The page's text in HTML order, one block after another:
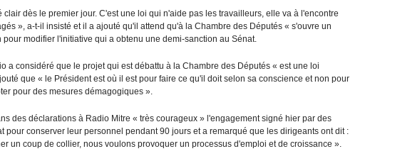
clair dès le premier jour. C'est une loi qui n'aide pas les travailleurs, elle va à l'encontre
», a-t-il insisté et il a ajouté qu'il attend qu'à la Chambre des Députés « s'ouvre un
pour modifier l'initiative qui a obtenu une demi-sanction au Sénat.
a considéré que le projet qui est débattu à la Chambre des Députés « est une loi
que « le Président est où il est pour faire ce qu'il doit selon sa conscience et non pour
pour des mesures démagogiques ».
des déclarations à Radio Mitre « très courageux » l'engagement signé hier par des
pour conserver leur personnel pendant 90 jours et a remarqué que les dirigeants ont dit :
un coup de collier, nous voulons provoquer un processus d'emploi et de croissance ».